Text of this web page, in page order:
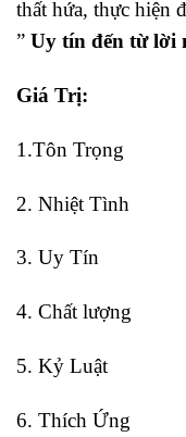
thất hứa, thực hiện
” Uy tín đến từ lời
Giá Trị:
1.Tôn Trọng
2. Nhiệt Tình
3. Uy Tín
4. Chất lượng
5. Kỷ Luật
6. Thích Ứng